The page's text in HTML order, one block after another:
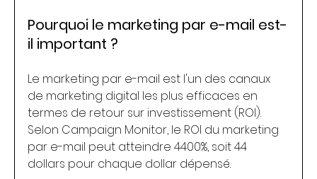
Pourquoi le marketing par e-mail est-
il important ?
Le marketing par e-mail est l'un des canaux
de marketing digital les plus efficaces en
termes de retour sur investissement (ROI).
Selon Campaign Monitor, le ROI du marketing
par e-mail peut atteindre 4400%, soit 44
dollars pour chaque dollar dépensé.